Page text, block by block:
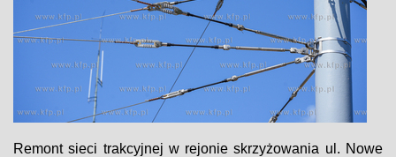
Remont sieci trakcyjnej w rejonie skrzyżowania ul. Nowe